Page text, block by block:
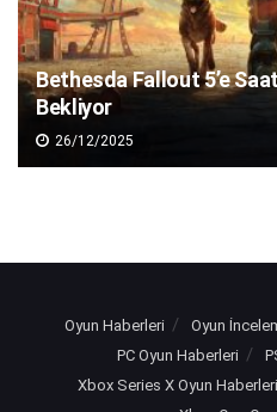
Bethesda Fallout 5’e
Bekliyor
26/12/2025
Oyun Haberleri Oyun
PC Oyun Haberleri
Xbox Series X Oyun Haberleri